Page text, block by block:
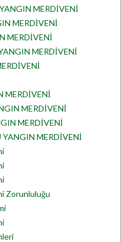
MERDİVENİ
MERDİVENİ
MERDİVENİ
MERDİVENİ
MERDİVENİ
MERDİVENİ
MERDİVENİ
MERDİVENİ
Zorunluluğu